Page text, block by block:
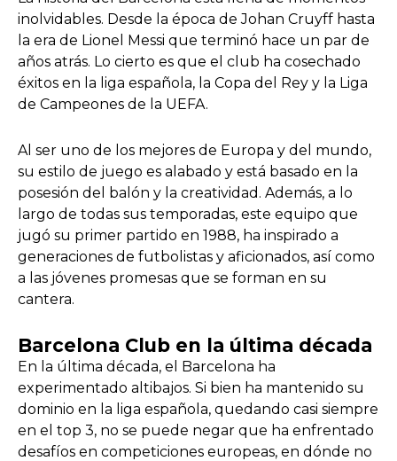
inolvidables. Desde la época de Johan Cruyff hasta
la era de Lionel Messi que terminó hace un par de
años atrás. Lo cierto es que el club ha cosechado
éxitos en la liga española, la Copa del Rey y la Liga
de Campeones de la UEFA.
Al ser uno de los mejores de Europa y del mundo,
su estilo de juego es alabado y está basado en la
posesión del balón y la creatividad. Además, a lo
largo de todas sus temporadas, este equipo que
jugó su primer partido en 1988, ha inspirado a
generaciones de futbolistas y aficionados, así como
a las jóvenes promesas que se forman en su
cantera.
Barcelona Club en la última década
En la última década, el Barcelona ha
experimentado altibajos. Si bien ha mantenido su
dominio en la liga española, quedando casi siempre
en el top 3, no se puede negar que ha enfrentado
desafíos en competiciones europeas, en dónde no